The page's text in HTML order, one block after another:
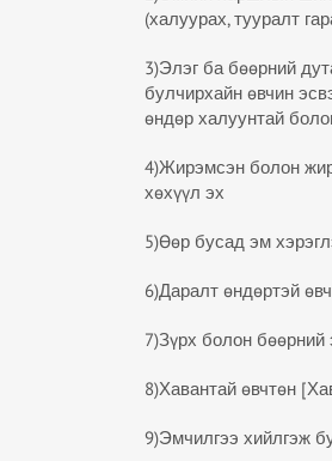
(халуурах, тууралт
3)Элэг ба бөөрний
булчирхайн өвчин
өндөр халуунтай
4)Жирэмсэн болон
хөхүүл эх
5)Өөр бусад эм
6)Даралт өндөртэй
7)Зүрх болон бөөрний
8)Хавантай өвчтөн
9)Эмчилгээ хийлгэж